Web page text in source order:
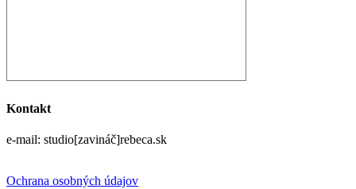
Kontakt
e-mail: studio[zavináč]rebeca.sk
Ochrana osobných údajov